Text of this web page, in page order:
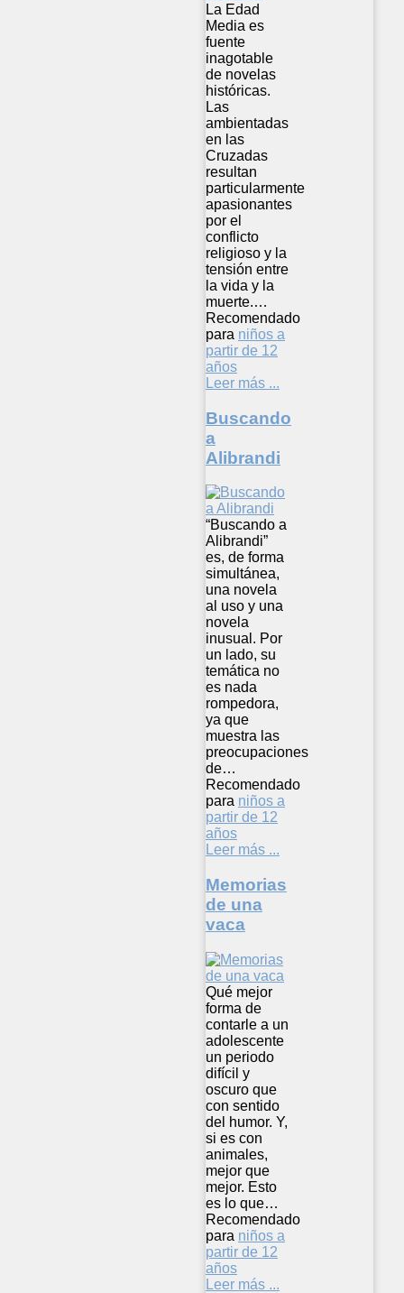
La Edad
Media es
fuente
inagotable
de novelas
históricas.
Las
ambientadas
en las
Cruzadas
resultan
particularmente
apasionantes
por el
conflicto
religioso y la
tensión entre
la vida y la
muerte.…
Recomendado
para niños a
partir de 12
años
Leer más ...
Buscando
a
Alibrandi
“Buscando a
Alibrandi”
es, de forma
simultánea,
una novela
al uso y una
novela
inusual. Por
un lado, su
temática no
es nada
rompedora,
ya que
muestra las
preocupaciones
de…
Recomendado
para niños a
partir de 12
años
Leer más ...
Memorias
de una
vaca
Qué mejor
forma de
contarle a un
adolescente
un periodo
difícil y
oscuro que
con sentido
del humor. Y,
si es con
animales,
mejor que
mejor. Esto
es lo que…
Recomendado
para niños a
partir de 12
años
Leer más ...